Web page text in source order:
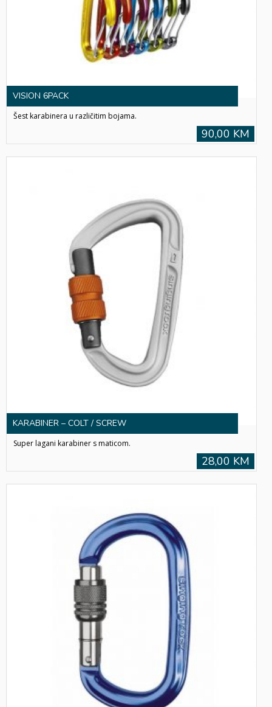
VISION 6PACK
Šest karabinera u različitim bojama.
90,00 KM
KARABINER – COLT / SCREW
Super lagani karabiner s maticom.
28,00 KM